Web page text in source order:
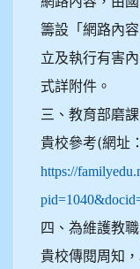
籌設「網路內
立及執行有害
式詳附件。
三、教育部磨
貴校參考(網址：
https://
四、為維護教
貴校傳閱周知